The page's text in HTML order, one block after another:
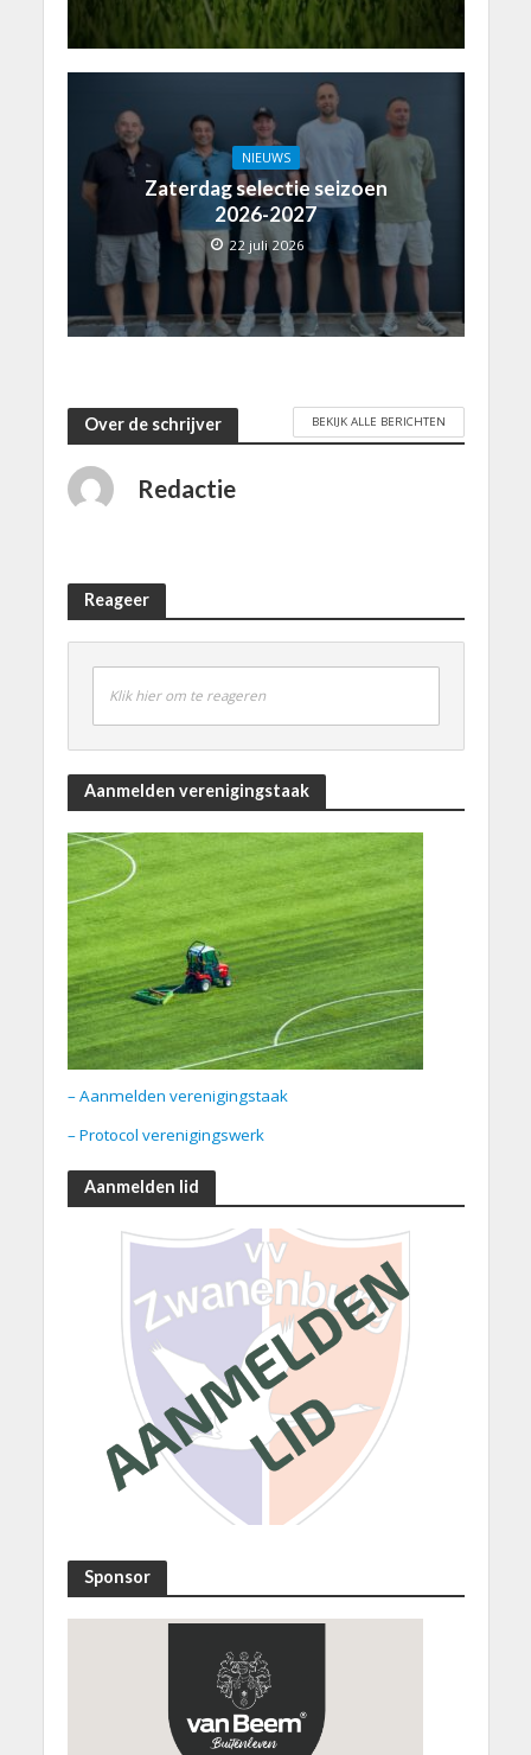
NIEUWS
Zaterdag selectie seizoen
2026-2027
22 juli 2026
Over de schrijver BEKIJK ALLE BERICHTEN
Redactie
Reageer
Klik hier om te reageren
Aanmelden verenigingstaak
– Aanmelden verenigingstaak
– Protocol verenigingswerk
Aanmelden lid
Sponsor